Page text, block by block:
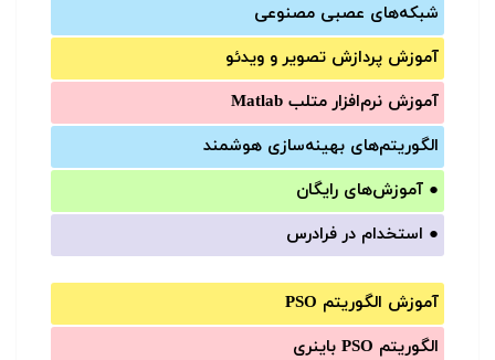
شبکه‌های عصبی مصنوعی
آموزش‌ پردازش تصویر و ویدئو
آموزش‌ نرم‌افزار متلب Matlab
الگوریتم‌های بهینه‌سازی هوشمند
● آموزش‌های رایگان
● استخدام در فرادرس
آموزش الگوریتم PSO
الگوریتم PSO باینری